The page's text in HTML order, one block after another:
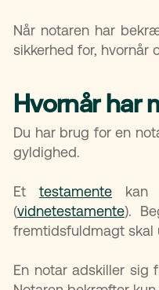
Når notaren har
sikkerhed for, hvornår
Hvornår har
Du har brug for en
gyldighed.
Ettestamente kan
(vidnetestamente).
fremtidsfuldmagt skal
En notar adskiller sig